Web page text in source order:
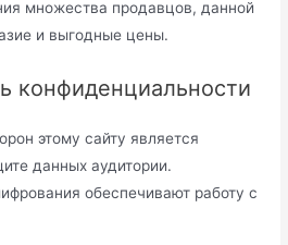
множества продавцов, данной
и выгодные цены.
конфиденциальности
этому сайту является
данных аудитории.
обеспечивают работу с